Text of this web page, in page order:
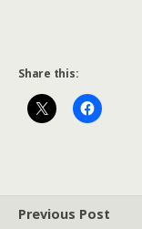
Share this:
Previous Post